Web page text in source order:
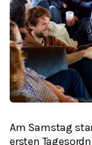
Am Samstag
ersten